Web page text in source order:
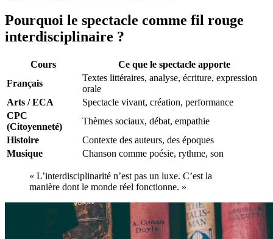
Pourquoi le spectacle comme fil rouge
interdisciplinaire ?
Cours
Ce que le spectacle apporte
Français
Textes littéraires, analyse, écriture, expression
orale
Arts / ECA
Spectacle vivant, création, performance
CPC
(Citoyenneté)
Thèmes sociaux, débat, empathie
Histoire
Contexte des auteurs, des époques
Musique
Chanson comme poésie, rythme, son
« L’interdisciplinarité n’est pas un luxe. C’est la
manière dont le monde réel fonctionne. »